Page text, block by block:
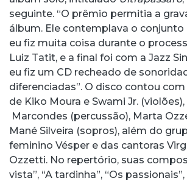
seguinte. “O prêmio permitia a
álbum. Ele contemplava o conjunto
eu fiz muita coisa durante o
Luiz Tatit, e a final foi com a Jazz
eu fiz um CD recheado de
diferenciadas”. O disco contou
de Kiko Moura e Swami Jr.
Marcondes (percussão), Marta
Mané Silveira (sopros), além do
feminino Vésper e das cantoras
Ozzetti. No repertório, suas
vista”, “A tardinha”, “Os